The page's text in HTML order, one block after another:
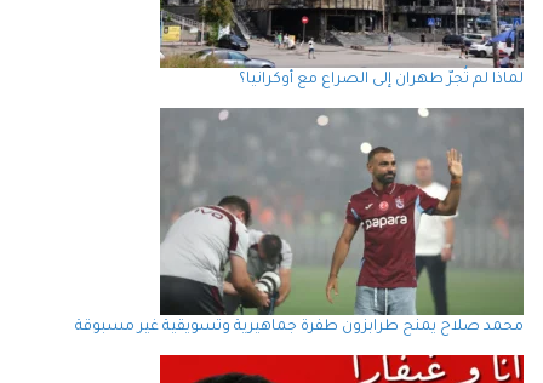
لماذا لم تُجرّ طهران إلى الصراع مع أوكرانيا؟
محمد صلاح يمنح طرابزون طفرة جماهيرية وتسويقية غير مسبوقة